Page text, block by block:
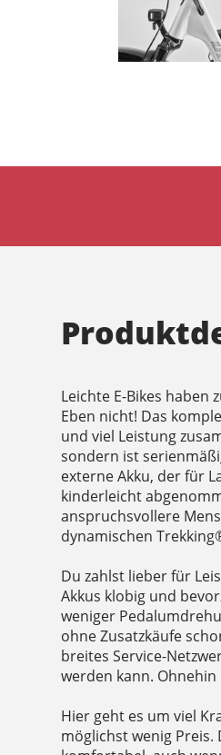
Leichte E-Bikes haben
Eben nicht! Das
und viel Leistung
sondern ist
externe Akku, der für
kinderleicht
anspruchsvollere
dynamischen
Du zahlst lieber für
Akkus klobig und
weniger
ohne Zusatzkäufe
breites Service-
werden kann. Ohnehin
Hier geht es um viel
möglichst wenig